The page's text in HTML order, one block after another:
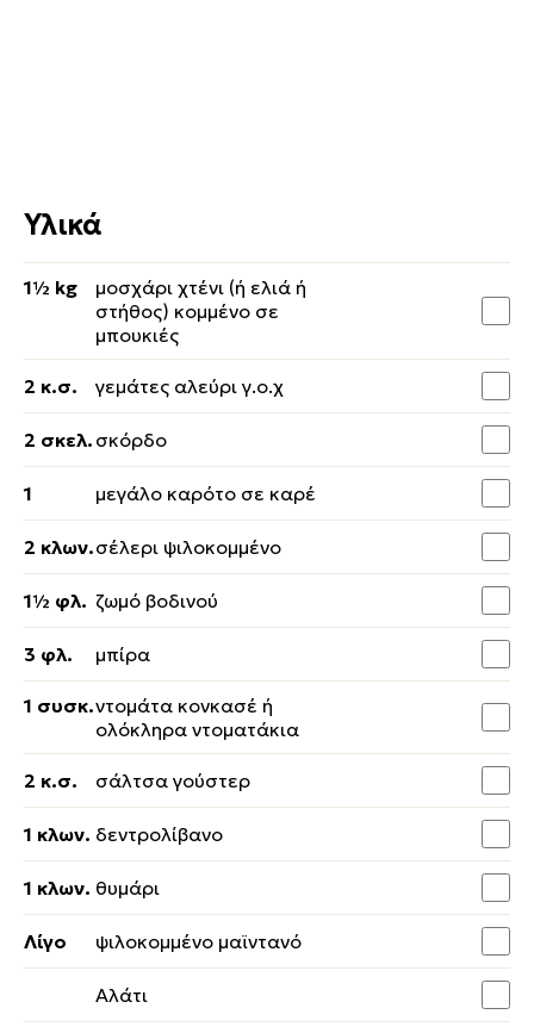
Υλικά
1½ kg
μοσχάρι χτένι (ή ελιά ή
στήθος) κομμένο σε
μπουκιές
2 κ.σ. γεμάτες αλεύρι γ.ο.χ
2 σκελ. σκόρδο
1 μεγάλο καρότο σε καρέ
2 κλων.σέλερι ψιλοκομμένο
1½ φλ. ζωμό βοδινού
3 φλ. μπίρα
1 συσκ.ντομάτα κονκασέ ή
ολόκληρα ντοματάκια
2 κ.σ. σάλτσα γούστερ
1 κλων. δεντρολίβανο
1 κλων. θυμάρι
Λίγο ψιλοκομμένο μαϊντανό
Αλάτι